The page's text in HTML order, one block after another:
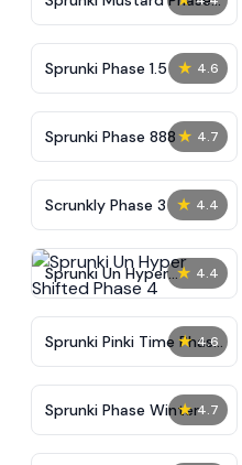
2
★ 4.6
Sprunki Phase 1.5
★ 4.7
Sprunki Phase 888
★ 4.4
Scrunkly Phase 3
★ 4.4
Sprunki Un Hyper
Shifted Phase 4
★ 4.6
Sprunki Pinki Time Phase
3
★ 4.7
Sprunki Phase Winter